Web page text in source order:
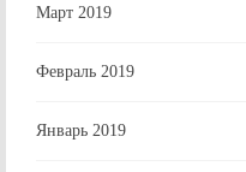
Март 2019
Февраль 2019
Январь 2019